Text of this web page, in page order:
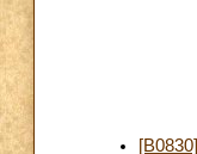
[B0830]